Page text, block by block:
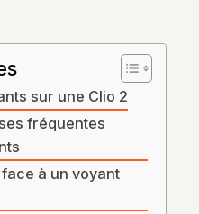
sur une Clio 2
fréquentes
à un voyant